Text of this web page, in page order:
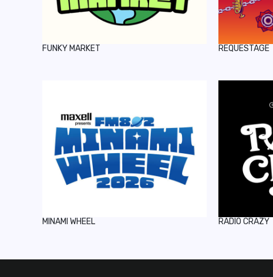
FUNKY MARKET REQUESTAGE
MINAMI WHEEL RADIO CRAZY